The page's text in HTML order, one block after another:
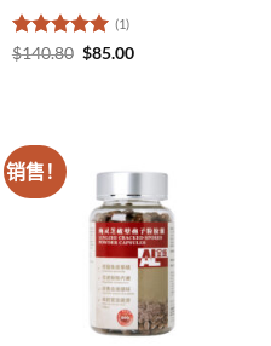
评分5（满
(1)
$140.80 原
$85.00当
销售！